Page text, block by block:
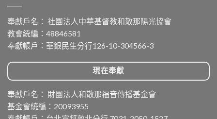
奉獻戶名： 社團法人中華基督教和散那陽光協會
教會統編：48846581
奉獻帳戶：華銀民生分行126-10-304566-3
現在奉獻
奉獻戶名： 財團法人和散那福音傳播基金會
基金會統編：20093955